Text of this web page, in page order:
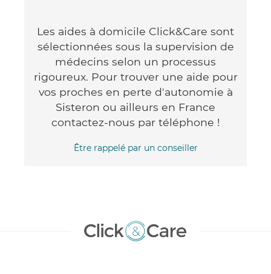
Les aides à domicile Click&Care sont
sélectionnées sous la supervision de
médecins selon un processus
rigoureux. Pour trouver une aide pour
vos proches en perte d'autonomie à
Sisteron ou ailleurs en France
contactez-nous par téléphone !
Être rappelé par un conseiller